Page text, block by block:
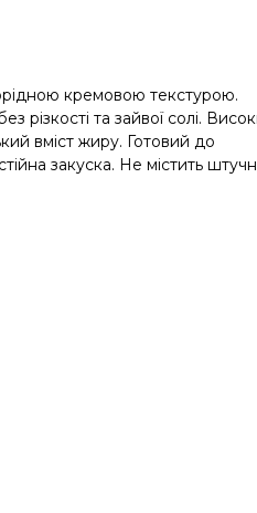
кремовою текстурою.
різкості та зайвої солі.
вміст жиру. Готовий до
закуска. Не містить